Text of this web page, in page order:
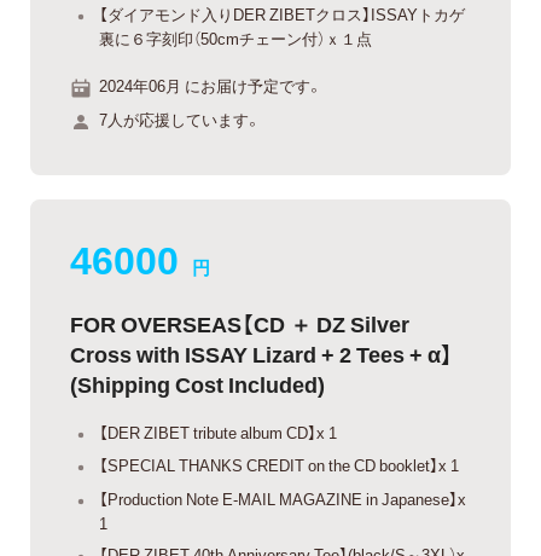
【ダイアモンド入りDER ZIBETクロス】ISSAYトカゲ
裏に６字刻印（50cmチェーン付）ｘ１点
2024年06月 にお届け予定です。
7人が応援しています。
46000 円
FOR OVERSEAS【CD ＋ DZ Silver
Cross with ISSAY Lizard + 2 Tees + α】
(Shipping Cost Included)
【DER ZIBET tribute album CD】x 1
【SPECIAL THANKS CREDIT on the CD booklet】x 1
【Production Note E-MAIL MAGAZINE in Japanese】x
1